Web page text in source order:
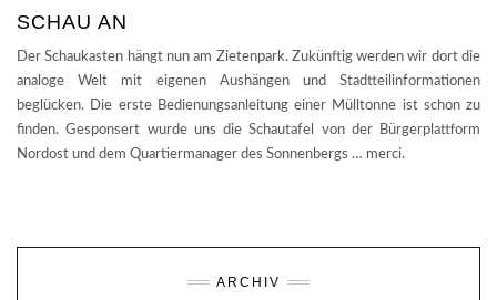
SCHAU AN
Der Schaukasten hängt nun am Zietenpark. Zukünftig werden wir dort die
analoge Welt mit eigenen Aushängen und Stadtteilinformationen
beglücken. Die erste Bedienungsanleitung einer Mülltonne ist schon zu
finden. Gesponsert wurde uns die Schautafel von der Bürgerplattform
Nordost und dem Quartiermanager des Sonnenbergs … merci.
ARCHIV